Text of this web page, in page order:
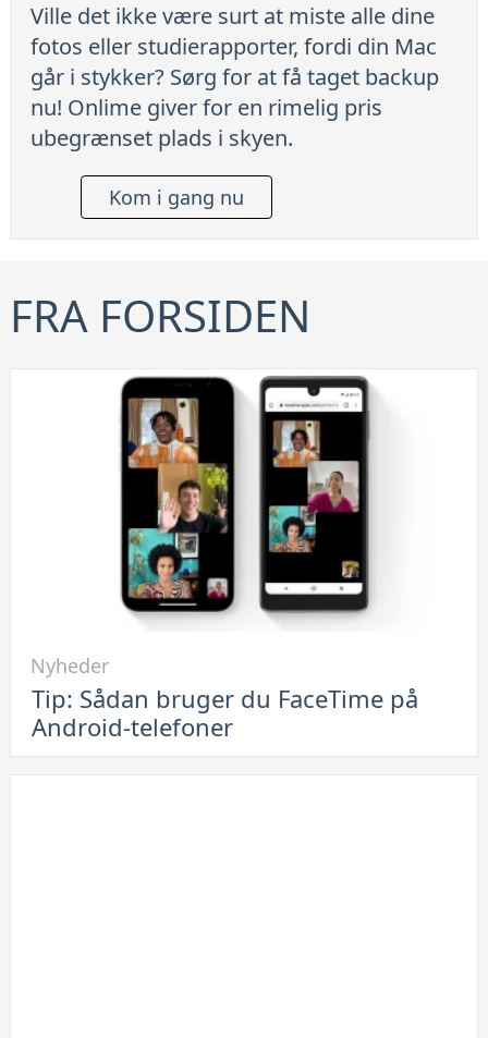
Ville det ikke være surt at miste alle dine
fotos eller studierapporter, fordi din Mac
går i stykker? Sørg for at få taget backup
nu! Onlime giver for en rimelig pris
ubegrænset plads i skyen.
Kom i gang nu
FRA FORSIDEN
Tip:
Sådan
Nyheder
Tip: Sådan bruger du FaceTime på
Android-telefoner